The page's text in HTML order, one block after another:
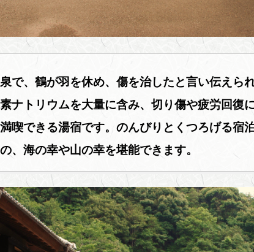
で、鶴が羽を休め、傷を治したと言い伝えら
ナトリウムを大量に含み、切り傷や疲労回復
喫できる湯宿です。のんびりとくつろげる宿
、海の幸や山の幸を堪能できます。